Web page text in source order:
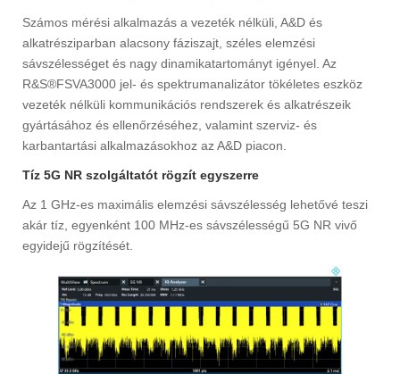
Számos mérési alkalmazás a vezeték nélküli, A&D és
alkatrésziparban alacsony fáziszajt, széles elemzési
sávszélességet és nagy dinamikatartományt igényel. Az
R&S®FSVA3000 jel- és spektrumanalizátor tökéletes eszköz
vezeték nélküli kommunikációs rendszerek és alkatrészeik
gyártásához és ellenőrzéséhez, valamint szerviz- és
karbantartási alkalmazásokhoz az A&D piacon.
Tíz 5G NR szolgáltatót rögzít egyszerre
Az 1 GHz-es maximális elemzési sávszélesség lehetővé teszi
akár tíz, egyenként 100 MHz-es sávszélességű 5G NR vivő
egyidejű rögzítését.